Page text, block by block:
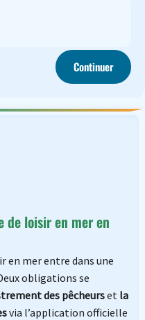
Continuer
de loisir en mer en
en mer entre dans une
obligations se
des pêcheurset la
via l’application officielle